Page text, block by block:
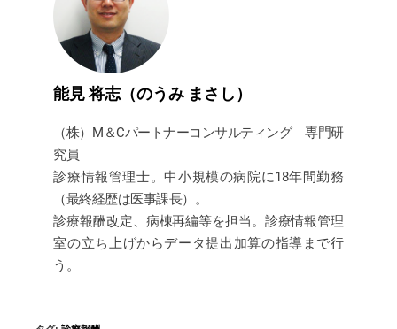
能見 将志（のうみ まさし）
（株）M＆Cパートナーコンサルティング 専門研
究員
診療情報管理士。中小規模の病院に18年間勤務
（最終経歴は医事課長）。
診療報酬改定、病棟再編等を担当。診療情報管理
室の立ち上げからデータ提出加算の指導まで行
う。